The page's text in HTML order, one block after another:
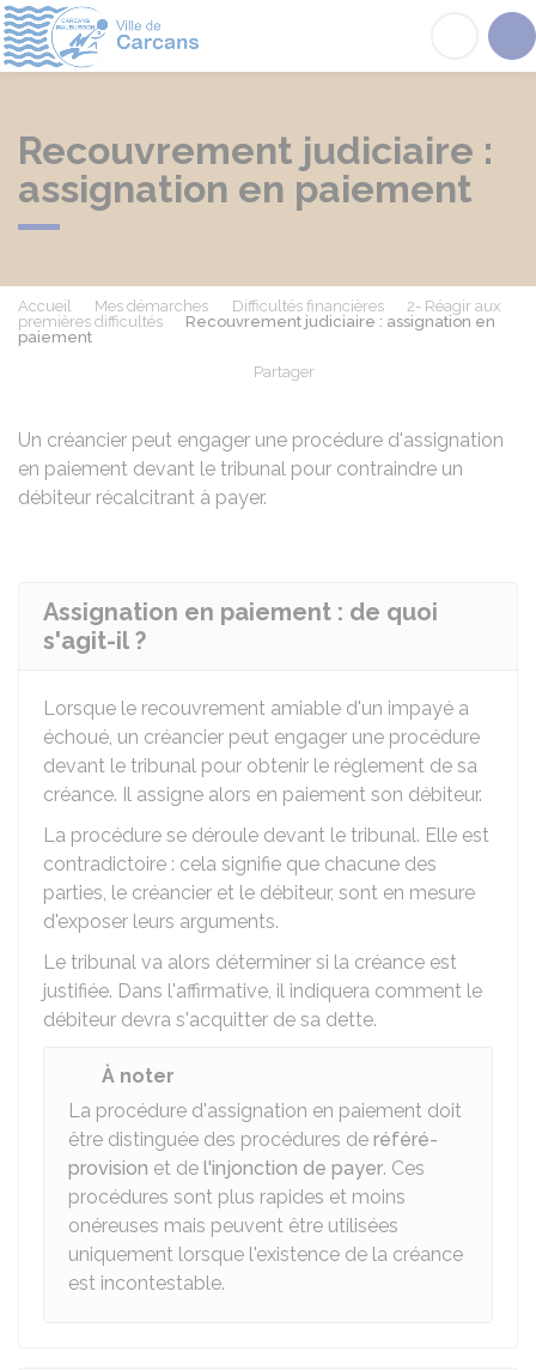
Recouvrement judiciaire :
assignation en paiement
Accueil Mes démarches Difficultés financières
2- Réagir aux
premières difficultés
Recouvrement judiciaire : assignation en
paiement
Partager
Un créancier peut engager une procédure d'assignation
en paiement devant le tribunal pour contraindre un
débiteur récalcitrant à payer.
Assignation en paiement : de quoi
s'agit-il ?
Lorsque le recouvrement amiable d'un impayé a
échoué, un créancier peut engager une procédure
devant le tribunal pour obtenir le réglement de sa
créance. Il assigne alors en paiement son débiteur.
La procédure se déroule devant le tribunal. Elle est
contradictoire : cela signifie que chacune des
parties, le créancier et le débiteur, sont en mesure
d'exposer leurs arguments.
Le tribunal va alors déterminer si la créance est
justifiée. Dans l'affirmative, il indiquera comment le
débiteur devra s'acquitter de sa dette.
À noter
La procédure d'assignation en paiement doit
être distinguée des procédures de référé-
provision et de l'injonction de payer. Ces
procédures sont plus rapides et moins
onéreuses mais peuvent être utilisées
uniquement lorsque l'existence de la créance
est incontestable.